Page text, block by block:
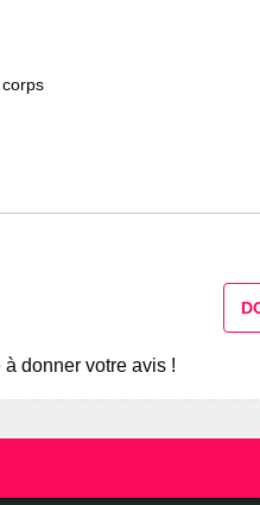
donner votre avis !